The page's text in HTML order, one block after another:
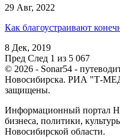
29 Авг, 2022
Как благоустраивают
8 Дек, 2019
Пред След 1 из 5 067
© 2026 - Sonar54 -
Новосибирска. РИА "Т-
защищены.
Информационный портал
бизнеса, политики,
Новосибирской области.